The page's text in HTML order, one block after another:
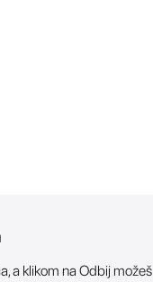
a klikom na Odbij možeš